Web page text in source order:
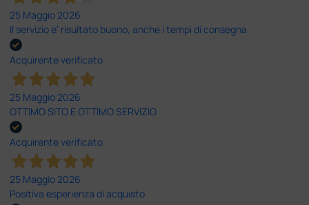
25 Maggio 2026
Il servizio e’ risultato buono, anche i tempi di consegna
Acquirente verificato
25 Maggio 2026
OTTIMO SITO E OTTIMO SERVIZIO
Acquirente verificato
25 Maggio 2026
Positiva esperienza di acquisto